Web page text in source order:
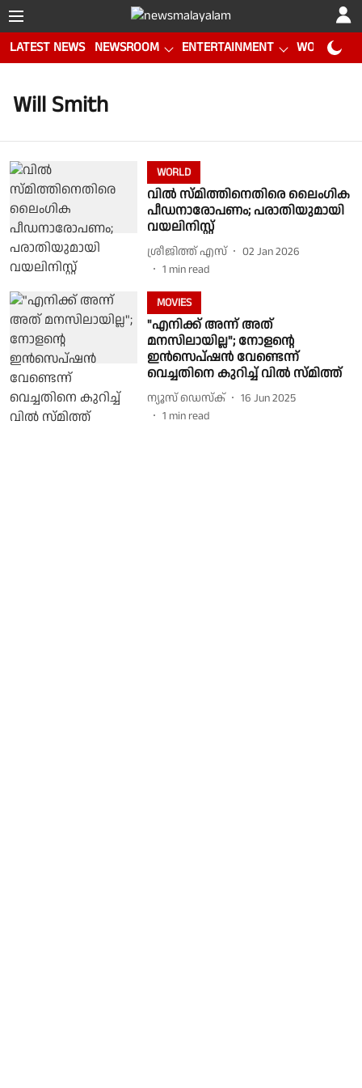
LATEST NEWS NEWSROOM ENTERTAINMENT WORLD CUP
Will Smith
WORLD
വിൽ സ്മിത്തിനെതിരെ ലൈംഗിക
പീഡനാരോപണം; പരാതിയുമായി
വയലിനിസ്റ്റ്
ശ്രീജിത്ത് എസ്
02 Jan 2026
1 min read
MOVIES
"എനിക്ക് അന്ന് അത്
മനസിലായില്ല"; നോളന്റെ
ഇന്‍സെപ്ഷന്‍ വേണ്ടെന്ന്
വെച്ചതിനെ കുറിച്ച് വില്‍ സ്മിത്ത്
ന്യൂസ് ഡെസ്ക്
16 Jun 2025
1 min read